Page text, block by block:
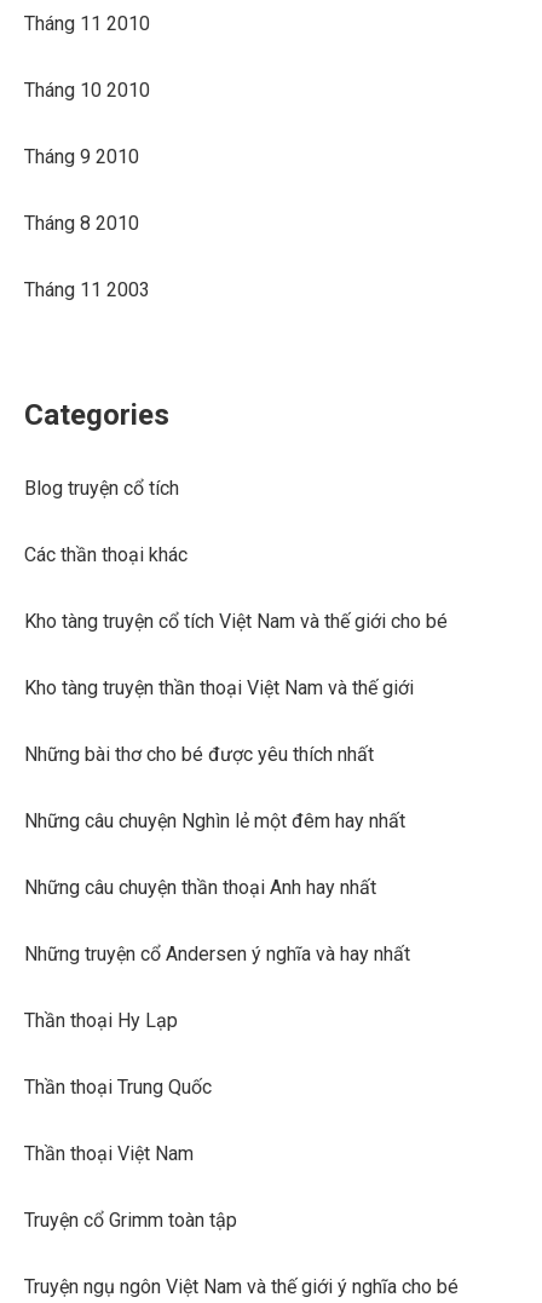
Tháng 11 2010
Tháng 10 2010
Tháng 9 2010
Tháng 8 2010
Tháng 11 2003
Categories
Blog truyện cổ tích
Các thần thoại khác
Kho tàng truyện cổ tích Việt Nam và thế giới cho bé
Kho tàng truyện thần thoại Việt Nam và thế giới
Những bài thơ cho bé được yêu thích nhất
Những câu chuyện Nghìn lẻ một đêm hay nhất
Những câu chuyện thần thoại Anh hay nhất
Những truyện cổ Andersen ý nghĩa và hay nhất
Thần thoại Hy Lạp
Thần thoại Trung Quốc
Thần thoại Việt Nam
Truyện cổ Grimm toàn tập
Truyện ngụ ngôn Việt Nam và thế giới ý nghĩa cho bé